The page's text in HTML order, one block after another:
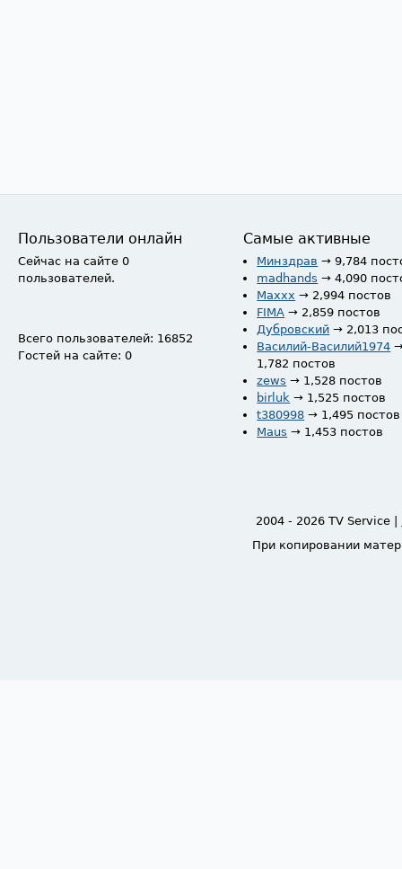
Пользователи онлайн
Сейчас на сайте 0
пользователей.
Всего пользователей: 16852
Гостей на сайте: 0
Самые активные
Минздрав → 9,784
madhands → 4,090
Maxxx → 2,994 постов
FIMA → 2,859 постов
Дубровский → 2,013
Василий-Василий1974
1,782 постов
zews → 1,528 постов
birluk → 1,525 постов
t380998 → 1,495 постов
Maus → 1,453 постов
2004 - 2026 TV Service |
При копировании